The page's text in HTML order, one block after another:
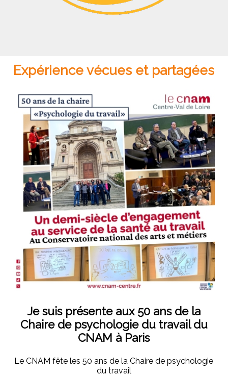
Expérience vécues et partagées
Je suis présente aux 50 ans de la
Chaire de psychologie du travail du
CNAM à Paris
Le CNAM fête les 50 ans de la Chaire de psychologie
du travail